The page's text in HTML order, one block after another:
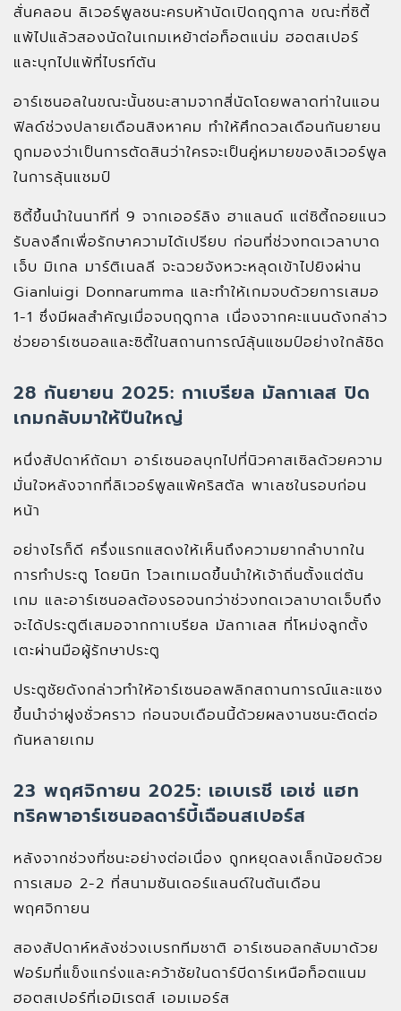
สั่นคลอน ลิเวอร์พูลชนะครบห้านัดเปิดฤดูกาล ขณะที่ซิตี้
แพ้ไปแล้วสองนัดในเกมเหย้าต่อท็อตแน่ม ฮอตสเปอร์
และบุกไปแพ้ที่ไบรท์ตัน
อาร์เซนอลในขณะนั้นชนะสามจากสี่นัดโดยพลาดท่าในแอน
ฟิลด์ช่วงปลายเดือนสิงหาคม ทำให้ศึกดวลเดือนกันยายน
ถูกมองว่าเป็นการตัดสินว่าใครจะเป็นคู่หมายของลิเวอร์พูล
ในการลุ้นแชมป์
ซิตี้ขึ้นนำในนาทีที่ 9 จากเออร์ลิง ฮาแลนด์ แต่ซิตี้ถอยแนว
รับลงลึกเพื่อรักษาความได้เปรียบ ก่อนที่ช่วงทดเวลาบาด
เจ็บ มิเกล มาร์ติเนลลี จะฉวยจังหวะหลุดเข้าไปยิงผ่าน
Gianluigi Donnarumma และทำให้เกมจบด้วยการเสมอ
1-1 ซึ่งมีผลสำคัญเมื่อจบฤดูกาล เนื่องจากคะแนนดังกล่าว
ช่วยอาร์เซนอลและซิตี้ในสถานการณ์ลุ้นแชมป์อย่างใกล้ชิด
28 กันยายน 2025: กาเบรียล มัลกาเลส ปิด
เกมกลับมาให้ปืนใหญ่
หนึ่งสัปดาห์ถัดมา อาร์เซนอลบุกไปที่นิวคาสเซิลด้วยความ
มั่นใจหลังจากที่ลิเวอร์พูลแพ้คริสตัล พาเลซในรอบก่อน
หน้า
อย่างไรก็ดี ครึ่งแรกแสดงให้เห็นถึงความยากลำบากใน
การทำประตู โดยนิก โวลเทเมดขึ้นนำให้เจ้าถิ่นตั้งแต่ต้น
เกม และอาร์เซนอลต้องรอจนกว่าช่วงทดเวลาบาดเจ็บถึง
จะได้ประตูตีเสมอจากกาเบรียล มัลกาเลส ที่โหม่งลูกตั้ง
เตะผ่านมือผู้รักษาประตู
ประตูชัยดังกล่าวทำให้อาร์เซนอลพลิกสถานการณ์และแซง
ขึ้นนำจ่าฝูงชั่วคราว ก่อนจบเดือนนี้ด้วยผลงานชนะติดต่อ
กันหลายเกม
23 พฤศจิกายน 2025: เอเบเรชี เอเซ่ แฮท
ทริคพาอาร์เซนอลดาร์บี้เฉือนสเปอร์ส
หลังจากช่วงที่ชนะอย่างต่อเนื่อง ถูกหยุดลงเล็กน้อยด้วย
การเสมอ 2-2 ที่สนามซันเดอร์แลนด์ในต้นเดือน
พฤศจิกายน
สองสัปดาห์หลังช่วงเบรกทีมชาติ อาร์เซนอลกลับมาด้วย
ฟอร์มที่แข็งแกร่งและคว้าชัยในดาร์บีดาร์เหนือท็อตแนม
ฮอตสเปอร์ที่เอมิเรตส์ เอมเมอร์ส